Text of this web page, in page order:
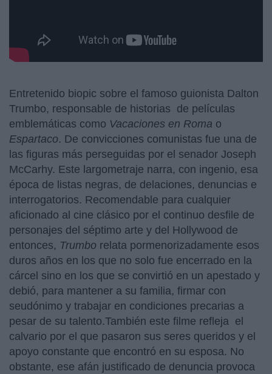
Entretenido biopic sobre el famoso guionista Dalton
Trumbo, responsable de historias de películas
emblemáticas como Vacaciones en Roma o
Espartaco. De convicciones comunistas fue una de
las figuras más perseguidas por el senador Joseph
McCarhy. Este largometraje narra, con ingenio, esa
época de listas negras, de delaciones, denuncias e
interrogatorios. Recomendable para cualquier
aficionado al cine clásico por el continuo desfile de
personajes del séptimo arte y del Hollywood de
entonces, Trumbo relata pormenorizadamente esos
duros años en los que no solo fue encerrado en la
cárcel sino en los que se convirtió en un apestado y
debió, para mantener a su familia, firmar con
seudónimo y trabajar en condiciones precarias a
pesar de su talento.También este filme refleja el
calvario por el que pasaron sus seres queridos y el
apoyo constante que encontró en su esposa. No
obstante, ese afán justificado de denuncia provoca